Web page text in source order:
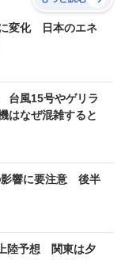
変化 日本のエネ
台風15号やゲリラ
はなぜ混雑すると
響に要注意 後半
陸予想 関東は夕